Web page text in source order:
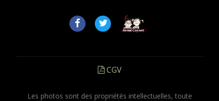
CGV
Les photos sont des propriétés intellectuelles, toute